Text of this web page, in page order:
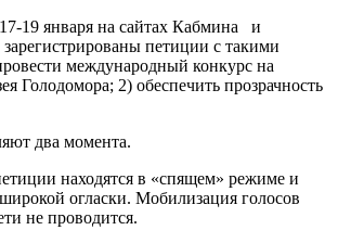
19 января на сайтах Кабмина и
петиции с такими
международный конкурс на
Голодомора; 2) обеспечить прозрачность
два момента.
находятся в «спящем» режиме и
огласки. Мобилизация голосов
не проводится.